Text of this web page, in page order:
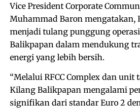
Vice President Corporate
Muhammad Baron mengatakan,
menjadi tulang punggung
Balikpapan dalam mendukung
energi yang lebih bersih.
“Melalui RFCC Complex dan
Kilang Balikpapan mengalami
signifikan dari standar Euro 2